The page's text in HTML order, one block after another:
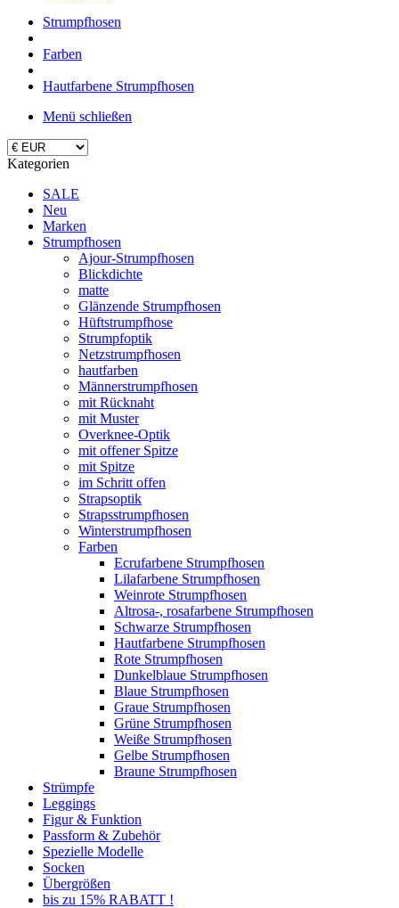
Strumpfhosen
Farben
Hautfarbene Strumpfhosen
Menü schließen
Kategorien
SALE
Neu
Marken
Strumpfhosen
Ajour-Strumpfhosen
Blickdichte
matte
Glänzende Strumpfhosen
Hüftstrumpfhose
Strumpfoptik
Netzstrumpfhosen
hautfarben
Männerstrumpfhosen
mit Rücknaht
mit Muster
Overknee-Optik
mit offener Spitze
mit Spitze
im Schritt offen
Strapsoptik
Strapsstrumpfhosen
Winterstrumpfhosen
Farben
Ecrufarbene Strumpfhosen
Lilafarbene Strumpfhosen
Weinrote Strumpfhosen
Altrosa-, rosafarbene Strumpfhosen
Schwarze Strumpfhosen
Hautfarbene Strumpfhosen
Rote Strumpfhosen
Dunkelblaue Strumpfhosen
Blaue Strumpfhosen
Graue Strumpfhosen
Grüne Strumpfhosen
Weiße Strumpfhosen
Gelbe Strumpfhosen
Braune Strumpfhosen
Strümpfe
Leggings
Figur & Funktion
Passform & Zubehör
Spezielle Modelle
Socken
Übergrößen
bis zu 15% RABATT !